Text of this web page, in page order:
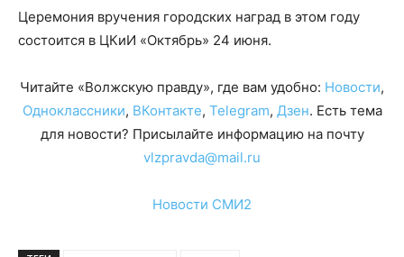
Церемония вручения городских наград в этом году
состоится в ЦКиИ «Октябрь» 24 июня.
Читайте «Волжскую правду», где вам удобно: Новости,
Одноклассники, ВКонтакте, Telegram, Дзен. Есть тема
для новости? Присылайте информацию на почту
vlzpravda@mail.ru
Новости СМИ2